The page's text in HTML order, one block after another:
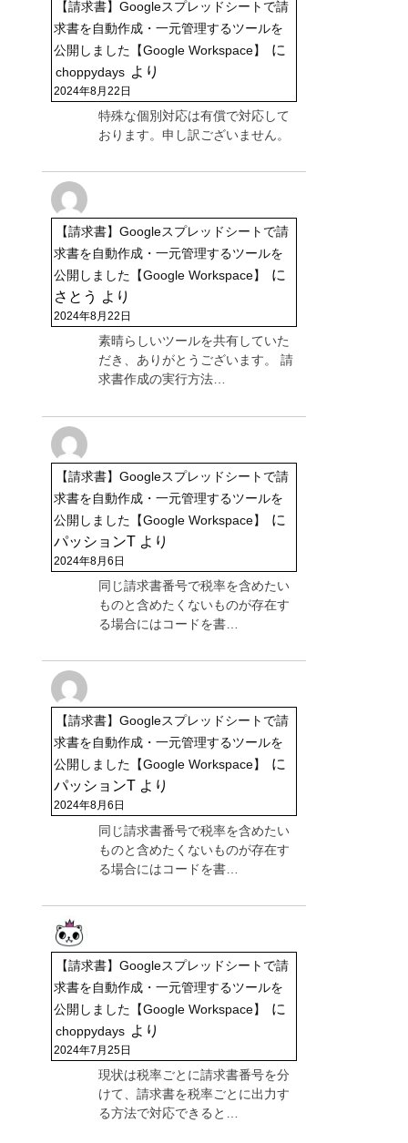
【請求書】Googleスプレッドシートで請
求書を自動作成・一元管理するツールを
公開しました【Google Workspace】
に
choppydays より
2024年8月22日
特殊な個別対応は有償で対応して
おります。申し訳ございません。
【請求書】Googleスプレッドシートで請
求書を自動作成・一元管理するツールを
公開しました【Google Workspace】
に
さとう より
2024年8月22日
素晴らしいツールを共有していた
だき、ありがとうございます。 請
求書作成の実行方法…
【請求書】Googleスプレッドシートで請
求書を自動作成・一元管理するツールを
公開しました【Google Workspace】
に
パッションT より
2024年8月6日
同じ請求書番号で税率を含めたい
ものと含めたくないものが存在す
る場合にはコードを書…
【請求書】Googleスプレッドシートで請
求書を自動作成・一元管理するツールを
公開しました【Google Workspace】
に
パッションT より
2024年8月6日
同じ請求書番号で税率を含めたい
ものと含めたくないものが存在す
る場合にはコードを書…
【請求書】Googleスプレッドシートで請
求書を自動作成・一元管理するツールを
公開しました【Google Workspace】
に
choppydays より
2024年7月25日
現状は税率ごとに請求書番号を分
けて、請求書を税率ごとに出力す
る方法で対応できると…